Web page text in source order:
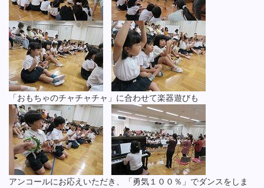
「おもちゃのチャチャチャ」に合わせて楽器遊びも
アンコールにお応えいただき、「勇気１００％」でダンスをしま